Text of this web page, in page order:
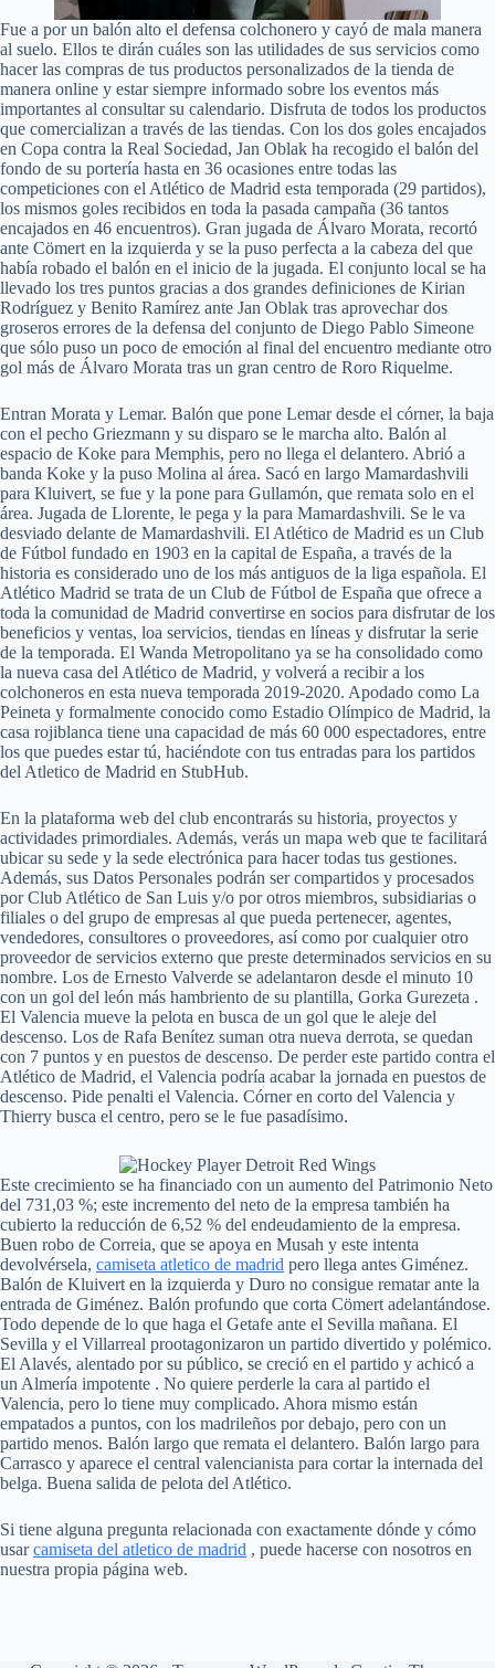
Fue a por un balón alto el defensa colchonero y cayó de mala manera
al suelo. Ellos te dirán cuáles son las utilidades de sus servicios como
hacer las compras de tus productos personalizados de la tienda de
manera online y estar siempre informado sobre los eventos más
importantes al consultar su calendario. Disfruta de todos los productos
que comercializan a través de las tiendas. Con los dos goles encajados
en Copa contra la Real Sociedad, Jan Oblak ha recogido el balón del
fondo de su portería hasta en 36 ocasiones entre todas las
competiciones con el Atlético de Madrid esta temporada (29 partidos),
los mismos goles recibidos en toda la pasada campaña (36 tantos
encajados en 46 encuentros). Gran jugada de Álvaro Morata, recortó
ante Cömert en la izquierda y se la puso perfecta a la cabeza del que
había robado el balón en el inicio de la jugada. El conjunto local se ha
llevado los tres puntos gracias a dos grandes definiciones de Kirian
Rodríguez y Benito Ramírez ante Jan Oblak tras aprovechar dos
groseros errores de la defensa del conjunto de Diego Pablo Simeone
que sólo puso un poco de emoción al final del encuentro mediante otro
gol más de Álvaro Morata tras un gran centro de Roro Riquelme.
Entran Morata y Lemar. Balón que pone Lemar desde el córner, la baja
con el pecho Griezmann y su disparo se le marcha alto. Balón al
espacio de Koke para Memphis, pero no llega el delantero. Abrió a
banda Koke y la puso Molina al área. Sacó en largo Mamardashvili
para Kluivert, se fue y la pone para Gullamón, que remata solo en el
área. Jugada de Llorente, le pega y la para Mamardashvili. Se le va
desviado delante de Mamardashvili. El Atlético de Madrid es un Club
de Fútbol fundado en 1903 en la capital de España, a través de la
historia es considerado uno de los más antiguos de la liga española. El
Atlético Madrid se trata de un Club de Fútbol de España que ofrece a
toda la comunidad de Madrid convertirse en socios para disfrutar de los
beneficios y ventas, loa servicios, tiendas en líneas y disfrutar la serie
de la temporada. El Wanda Metropolitano ya se ha consolidado como
la nueva casa del Atlético de Madrid, y volverá a recibir a los
colchoneros en esta nueva temporada 2019-2020. Apodado como La
Peineta y formalmente conocido como Estadio Olímpico de Madrid, la
casa rojiblanca tiene una capacidad de más 60 000 espectadores, entre
los que puedes estar tú, haciéndote con tus entradas para los partidos
del Atletico de Madrid en StubHub.
En la plataforma web del club encontrarás su historia, proyectos y
actividades primordiales. Además, verás un mapa web que te facilitará
ubicar su sede y la sede electrónica para hacer todas tus gestiones.
Además, sus Datos Personales podrán ser compartidos y procesados
por Club Atlético de San Luis y/o por otros miembros, subsidiarias o
filiales o del grupo de empresas al que pueda pertenecer, agentes,
vendedores, consultores o proveedores, así como por cualquier otro
proveedor de servicios externo que preste determinados servicios en su
nombre. Los de Ernesto Valverde se adelantaron desde el minuto 10
con un gol del león más hambriento de su plantilla, Gorka Gurezeta .
El Valencia mueve la pelota en busca de un gol que le aleje del
descenso. Los de Rafa Benítez suman otra nueva derrota, se quedan
con 7 puntos y en puestos de descenso. De perder este partido contra el
Atlético de Madrid, el Valencia podría acabar la jornada en puestos de
descenso. Pide penalti el Valencia. Córner en corto del Valencia y
Thierry busca el centro, pero se le fue pasadísimo.
Este crecimiento se ha financiado con un aumento del Patrimonio Neto
del 731,03 %; este incremento del neto de la empresa también ha
cubierto la reducción de 6,52 % del endeudamiento de la empresa.
Buen robo de Correia, que se apoya en Musah y este intenta
devolvérsela, camiseta atletico de madrid pero llega antes Giménez.
Balón de Kluivert en la izquierda y Duro no consigue rematar ante la
entrada de Giménez. Balón profundo que corta Cömert adelantándose.
Todo depende de lo que haga el Getafe ante el Sevilla mañana. El
Sevilla y el Villarreal prootagonizaron un partido divertido y polémico.
El Alavés, alentado por su público, se creció en el partido y achicó a
un Almería impotente . No quiere perderle la cara al partido el
Valencia, pero lo tiene muy complicado. Ahora mismo están
empatados a puntos, con los madrileños por debajo, pero con un
partido menos. Balón largo que remata el delantero. Balón largo para
Carrasco y aparece el central valencianista para cortar la internada del
belga. Buena salida de pelota del Atlético.
Si tiene alguna pregunta relacionada con exactamente dónde y cómo
usarcamiseta del atletico de madrid , puede hacerse con nosotros en
nuestra propia página web.